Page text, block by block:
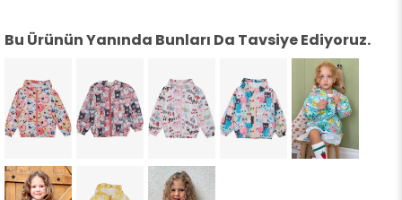
Bu Ürünün Yanında Bunları Da Tavsiye Ediyoruz.